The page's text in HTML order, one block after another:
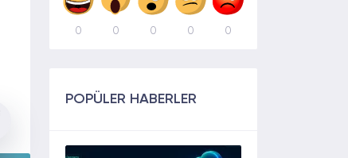
0 0 0 0 0
POPÜLER HABERLER